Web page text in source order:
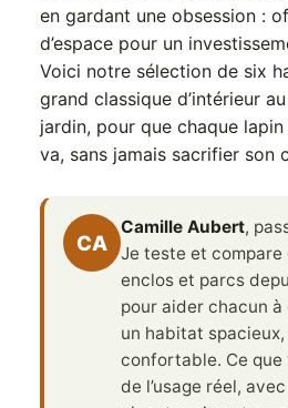
en gardant une obsession :
d’espace pour un
Voici notre sélection de six
grand classique d’intérieur
jardin, pour que chaque
va, sans jamais sacrifier son
CA
Camille Aubert,
Je teste et compare
enclos et parcs
pour aider chacun
un habitat
confortable. Ce
de l’usage réel,